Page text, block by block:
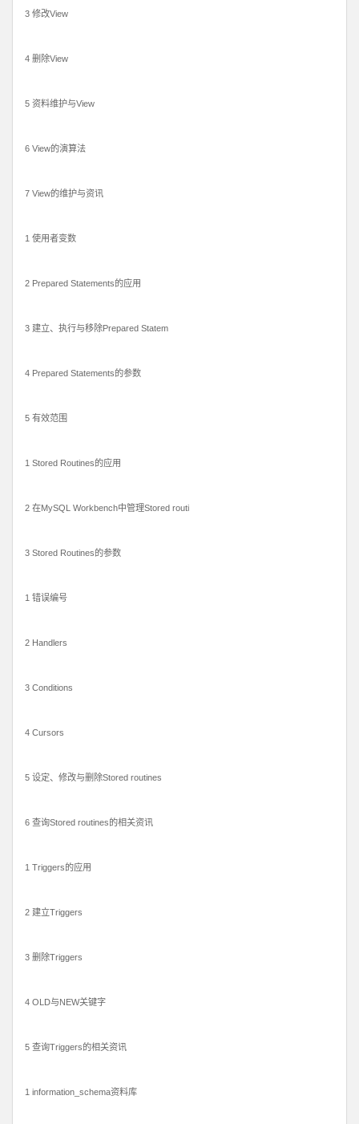
3 修改View
4 删除View
5 资料维护与View
6 View的演算法
7 View的维护与资讯
1 使用者变数
2 Prepared Statements的应用
3 建立、执行与移除Prepared Statem
4 Prepared Statements的参数
5 有效范围
1 Stored Routines的应用
2 在MySQL Workbench中管理Stored routi
3 Stored Routines的参数
1 错误编号
2 Handlers
3 Conditions
4 Cursors
5 设定、修改与删除Stored routines
6 查询Stored routines的相关资讯
1 Triggers的应用
2 建立Triggers
3 删除Triggers
4 OLD与NEW关键字
5 查询Triggers的相关资讯
1 information_schema资料库